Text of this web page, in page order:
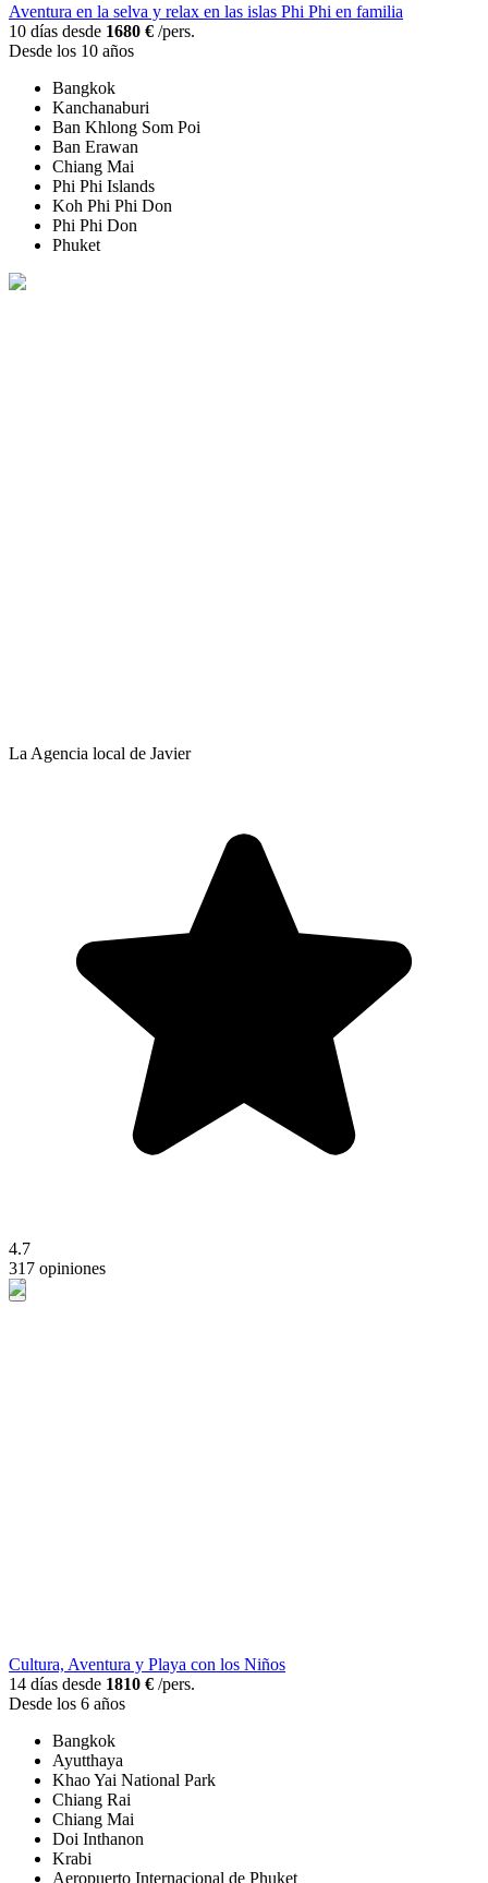
Aventura en la selva y relax en las islas Phi Phi en familia
10 días desde 1680 € /pers.
Desde los 10 años
Bangkok
Kanchanaburi
Ban Khlong Som Poi
Ban Erawan
Chiang Mai
Phi Phi Islands
Koh Phi Phi Don
Phi Phi Don
Phuket
La Agencia local de Javier
4.7
317 opiniones
Cultura, Aventura y Playa con los Niños
14 días desde 1810 € /pers.
Desde los 6 años
Bangkok
Ayutthaya
Khao Yai National Park
Chiang Rai
Chiang Mai
Doi Inthanon
Krabi
Aeropuerto Internacional de Phuket